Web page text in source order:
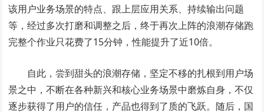
该用户业务场景的特点、跟上层应用关系、持续输出问题
等，经过多次打磨和调整之后，终于再次上阵的浪潮存储跑
完整个作业只花费了15分钟，性能提升了近10倍。
自此，尝到甜头的浪潮存储，坚定不移的扎根到用户场
景之中，不断在各种新兴和核心业务场景中磨炼自身，不仅
逐步获得了用户的信任，产品也得到了质的飞跃。随后，国